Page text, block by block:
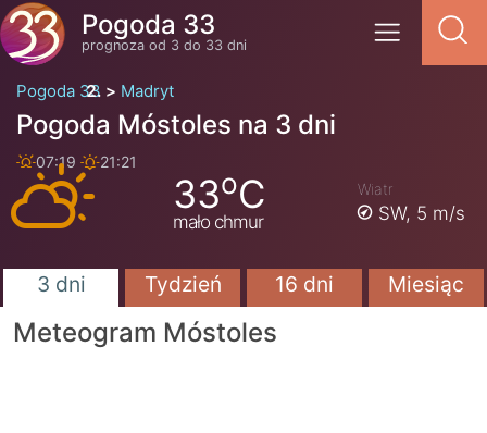
Pogoda 33
prognoza od 3 do 33 dni
Pogoda 33 Madryt
Pogoda Móstoles na 3 dni
07:19 21:21
33oC
mało chmur
Wiatr
SW, 5 m/s
3 dni Tydzień 16 dni Miesiąc
Meteogram Móstoles